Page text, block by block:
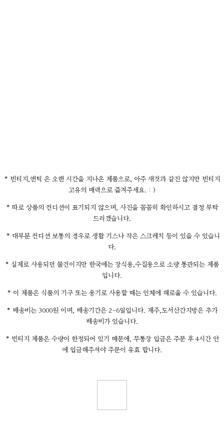
* 빈티지,앤틱 은 오랜 시간을 지나온 제품으로, 아주 새것과 같진 않지만 빈티지
고유의 매력으로 즐겨주세요. : )
* 따로 상품의 컨디션이 표기되지 않으며, 사진을 꼼꼼히 확인하시고 결정 부탁
드리겠습니다.
* 대부분 컨디션 보통의 경우로 생활 기스나 작은 스크레치 등이 있을 수 있습니
다.
* 실제로 사용되던 물건이지만 한국에는 장식용,수집용으로 소량 통관되는 제품
입니다.
* 이 제품은 식품의 기구 또는 용기로 사용할 때는 인체에 해로울 수 있습니다.
* 배송비는 3000원 이며, 배송기간은 2-6일입니다. 제주,도서산간지방은 추가
배송비가 있습니다.
* 빈티지 제품은 수량이 한정되어 있기 때문에, 무통장 입금은 주문 후 4시간 안
에 입금해주셔야 주문이 유효 합니다.